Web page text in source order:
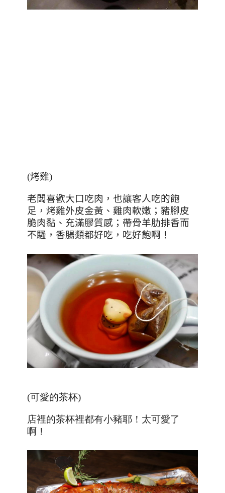
(烤雞)
老闆喜歡大口吃肉，也讓客人吃的飽
足，烤雞外皮金黃、雞肉軟嫩；豬腳皮
脆肉黏、充滿膠質感；帶骨羊肋排香而
不騷，香腸類都好吃，吃好飽啊！
(可愛的茶杯)
店裡的茶杯裡都有小豬耶！太可愛了
啊！